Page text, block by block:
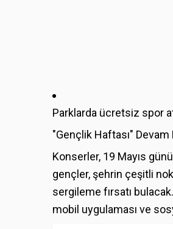
Parklarda ücretsiz spor
"Gençlik Haftası" Devam
Konserler, 19 Mayıs
gençler, şehrin çeşitli
sergileme fırsatı
mobil uygulaması ve